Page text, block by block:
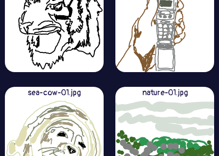
sea-cow-01.jpg nature-01.jpg